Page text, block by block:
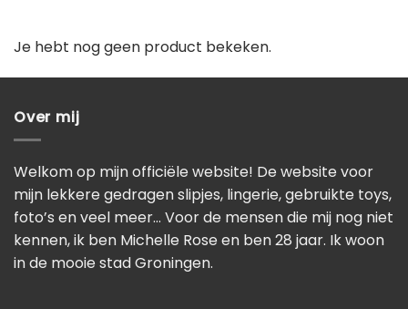
Je hebt nog geen product bekeken.
Over mij
Welkom op mijn officiële website! De website voor
mijn lekkere gedragen slipjes, lingerie, gebruikte toys,
foto’s en veel meer… Voor de mensen die mij nog niet
kennen, ik ben Michelle Rose en ben 28 jaar. Ik woon
in de mooie stad Groningen.